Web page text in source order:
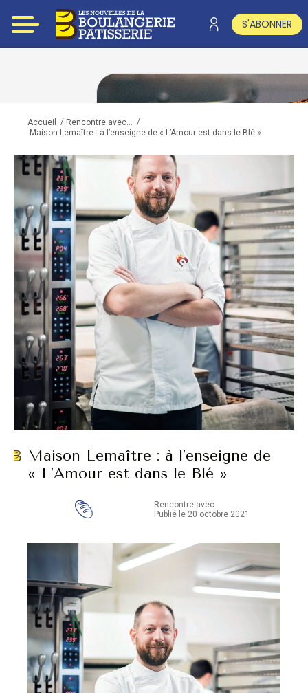
S'ABONNER
Accueil / Rencontre avec... /
Maison Lemaître : à l’enseigne de « L’Amour est dans le Blé »
Maison Lemaître : à l’enseigne de
« L’Amour est dans le Blé »
Rencontre avec...
Publié le 20 octobre 2021